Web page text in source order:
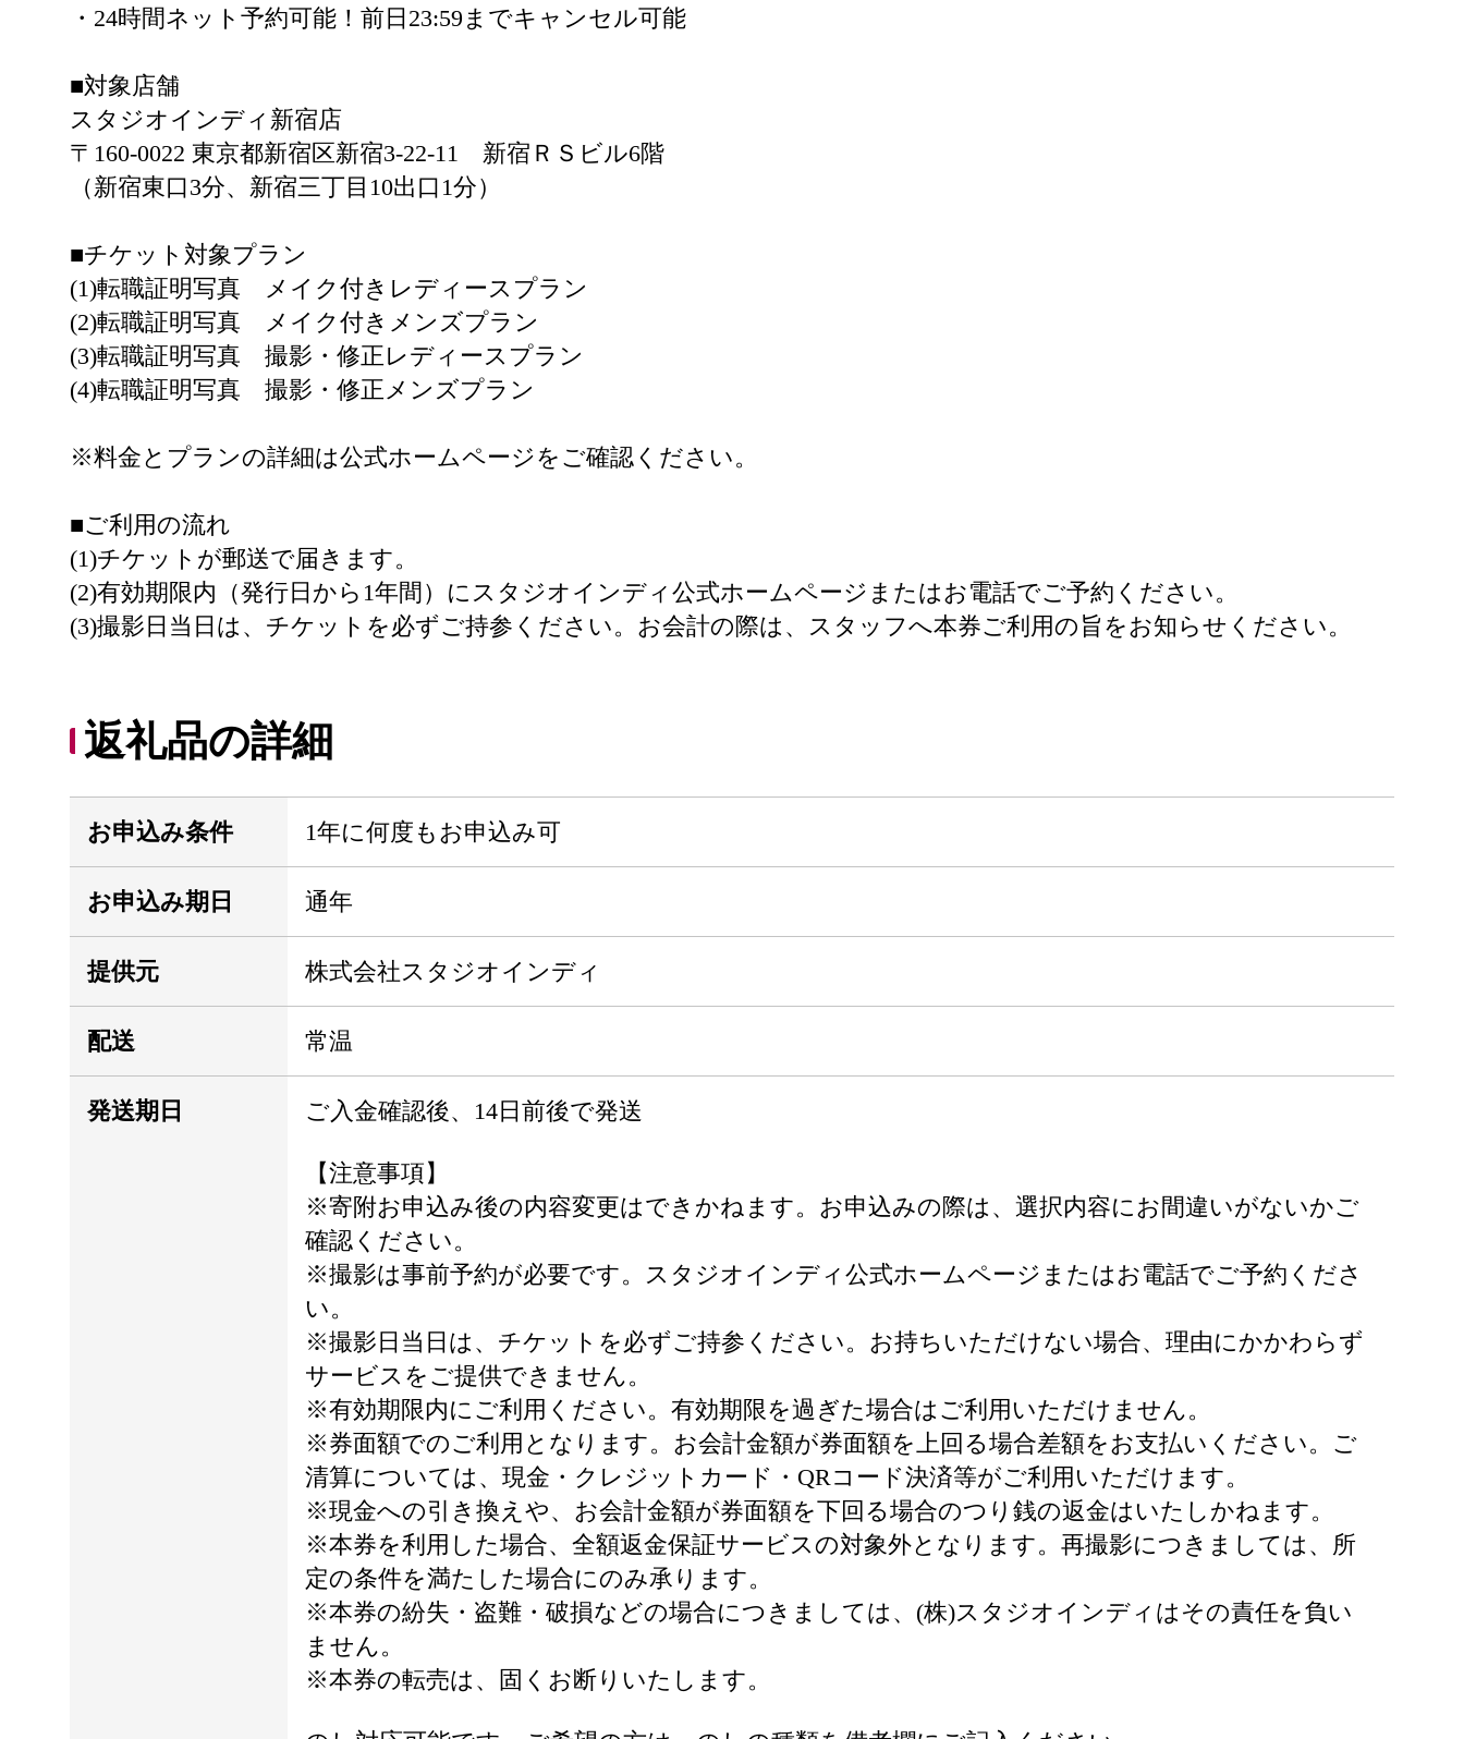
・24時間ネット予約可能！前日23:59までキャンセル可能
■対象店舗
スタジオインディ新宿店
〒160-0022 東京都新宿区新宿3-22-11 新宿ＲＳビル6階
（新宿東口3分、新宿三丁目10出口1分）
■チケット対象プラン
(1)転職証明写真 メイク付きレディースプラン
(2)転職証明写真 メイク付きメンズプラン
(3)転職証明写真 撮影・修正レディースプラン
(4)転職証明写真 撮影・修正メンズプラン
※料金とプランの詳細は公式ホームページをご確認ください。
■ご利用の流れ
(1)チケットが郵送で届きます。
(2)有効期限内（発行日から1年間）にスタジオインディ公式ホームページまたはお電話でご予約ください。
(3)撮影日当日は、チケットを必ずご持参ください。お会計の際は、スタッフへ本券ご利用の旨をお知らせください。
返礼品の詳細
お申込み条件 1年に何度もお申込み可
お申込み期日 通年
提供元 株式会社スタジオインディ
配送 常温
発送期日 ご入金確認後、14日前後で発送
【注意事項】
※寄附お申込み後の内容変更はできかねます。お申込みの際は、選択内容にお間違いがないかご
確認ください。
※撮影は事前予約が必要です。スタジオインディ公式ホームページまたはお電話でご予約くださ
い。
※撮影日当日は、チケットを必ずご持参ください。お持ちいただけない場合、理由にかかわらず
サービスをご提供できません。
※有効期限内にご利用ください。有効期限を過ぎた場合はご利用いただけません。
※券面額でのご利用となります。お会計金額が券面額を上回る場合差額をお支払いください。ご
清算については、現金・クレジットカード・QRコード決済等がご利用いただけます。
※現金への引き換えや、お会計金額が券面額を下回る場合のつり銭の返金はいたしかねます。
※本券を利用した場合、全額返金保証サービスの対象外となります。再撮影につきましては、所
定の条件を満たした場合にのみ承ります。
※本券の紛失・盗難・破損などの場合につきましては、(株)スタジオインディはその責任を負い
ません。
※本券の転売は、固くお断りいたします。